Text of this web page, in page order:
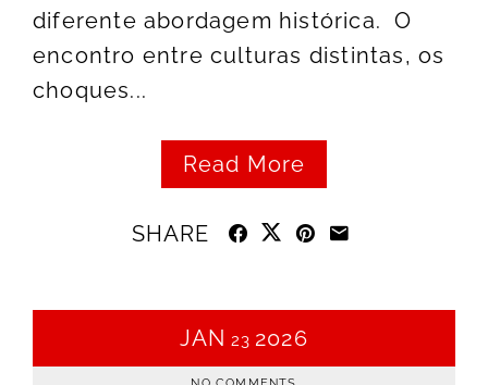
diferente abordagem histórica. O
encontro entre culturas distintas, os
choques...
Read More
SHARE
JAN 23 2026